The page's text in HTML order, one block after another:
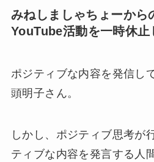
みねしましゃちょーから
YouTube活動を一時休止
ポジティブな内容を発信し
頭明子さん。
しかし、ポジティブ思考が
ティブな内容を発言する人